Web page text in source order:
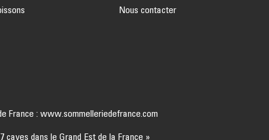
Nous contacter
France : www.sommelleriedefrance.com
caves dans le Grand Est de la France »